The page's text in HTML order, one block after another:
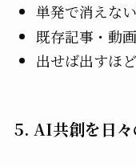
単発で消えな
既存記事・動
出せば出すほ
5. AI共創を日々